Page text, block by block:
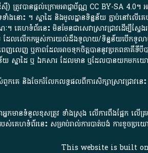
ត្រូវ​បាន​ផ្តល់​ក្រោម​អាជ្ញាប័ណ្ណ​ CC BY-SA 4.0។​
ាំង​នោះ​ ។​ ស្នាដៃ​ និង​មូលដ្ឋាន​ទិន្នន័យ ​ភ្ជាប់​នៅ​ល
ទំព័រ​នេះ​ មិនមែន​ជា​សេវា​ស្រាវជ្រាវ​ដើម្បី​ស្វែ
មួយ​ ដែល​លើកកម្ពស់​ការ​យល់​ដឹង​ទូលាយ​/​ទិន្នន័យ​បើ
េញ​ ឬ​ភាព​ដែល​អាច​ទុកចិត្ត​បាននូវ​ប្រភព​ភាគី​ទី​បី​
យ​ ស្នាដៃ​ ឬ​ ឯកសារ​ ដែល​មាន​ ឬ​ដែល​បាន​យក​មក​យ
ពួកគេ និងចែករំលែកលទ្ធផលពីការសិក្សាស្រាវជ្រាវន
កមានទំនួលខុសត្រូវ ទាំងស្រុង លើការពឹងផ្អែក ល
បស់គេហទំព័រនេះ សម្រាប់រាល់ការបាត់បង់ ការខូចប្
This website is built on